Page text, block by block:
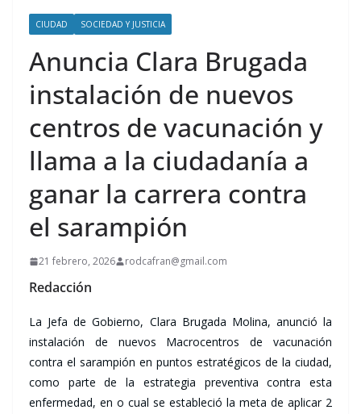
CIUDAD SOCIEDAD Y JUSTICIA
Anuncia Clara Brugada
instalación de nuevos
centros de vacunación y
llama a la ciudadanía a
ganar la carrera contra
el sarampión
21 febrero, 2026 rodcafran@gmail.com
Redacción
La Jefa de Gobierno, Clara Brugada Molina, anunció la
instalación de nuevos Macrocentros de vacunación
contra el sarampión en puntos estratégicos de la ciudad,
como parte de la estrategia preventiva contra esta
enfermedad, en o cual se estableció la meta de aplicar 2